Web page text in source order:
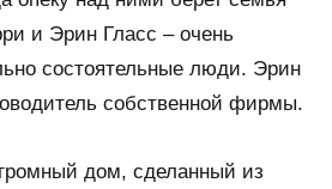
и Эрин Гласс – очень
состоятельные люди. Эрин
собственной фирмы.
дом, сделанный из